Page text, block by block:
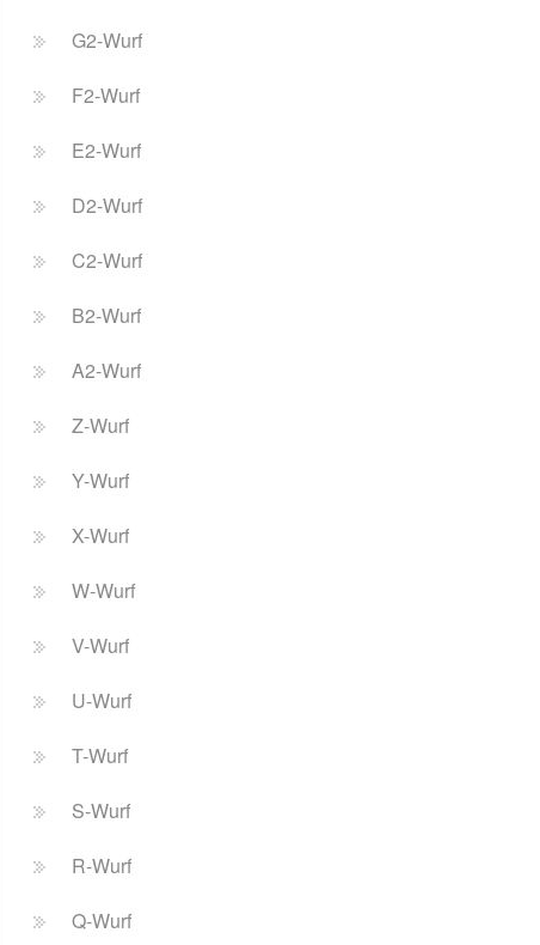
G2-Wurf
F2-Wurf
E2-Wurf
D2-Wurf
C2-Wurf
B2-Wurf
A2-Wurf
Z-Wurf
Y-Wurf
X-Wurf
W-Wurf
V-Wurf
U-Wurf
T-Wurf
S-Wurf
R-Wurf
Q-Wurf